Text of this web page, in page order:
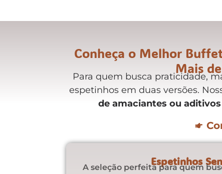
Conheça o Melhor
Mais
Para quem busca praticidade,
espetinhos em duas versões.
de amaciantes ou
Espetinhos
A seleção perfeita para quem